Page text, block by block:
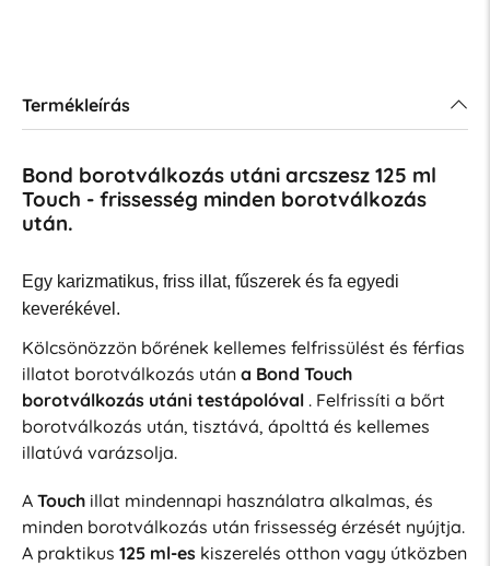
Termékleírás
Bond borotválkozás utáni arcszesz 125 ml
Touch - frissesség minden borotválkozás
után.
Egy karizmatikus, friss illat, fűszerek és fa egyedi
keverékével.
Kölcsönözzön bőrének kellemes felfrissülést és férfias
illatot borotválkozás után a Bond Touch
borotválkozás utáni testápolóval. Felfrissíti a bőrt
borotválkozás után, tisztává, ápolttá és kellemes
illatúvá varázsolja.
A Touchillat mindennapi használatra alkalmas, és
minden borotválkozás után frissesség érzését nyújtja.
A praktikus 125 ml-eskiszerelés otthon vagy útközben